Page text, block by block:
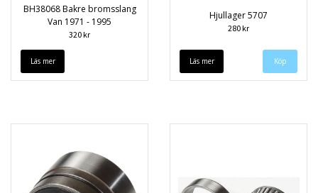
BH38068 Bakre bromsslang
Van 1971 - 1995
320 kr
Läs mer
Hjullager 5707
280 kr
Läs mer